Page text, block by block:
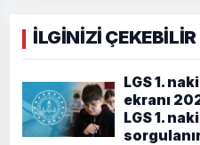
İLGİNİZİ ÇEKEBİLİR
LGS 1.
ekranı
LGS 1.